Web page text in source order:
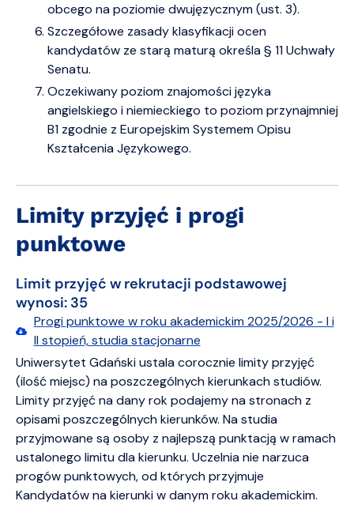
obcego na poziomie dwujęzycznym (ust. 3).
Szczegółowe zasady klasyfikacji ocen
kandydatów ze starą maturą określa § 11 Uchwały
Senatu.
Oczekiwany poziom znajomości języka
angielskiego i niemieckiego to poziom przynajmniej
B1 zgodnie z Europejskim Systemem Opisu
Kształcenia Językowego.
Limity przyjęć i progi
punktowe
Limit przyjęć w rekrutacji podstawowej
wynosi: 35
Progi punktowe w roku akademickim 2025/2026 - I i
II stopień, studia stacjonarne
Uniwersytet Gdański ustala corocznie limity przyjęć
(ilość miejsc) na poszczególnych kierunkach studiów.
Limity przyjęć na dany rok podajemy na stronach z
opisami poszczególnych kierunków. Na studia
przyjmowane są osoby z najlepszą punktacją w ramach
ustalonego limitu dla kierunku. Uczelnia nie narzuca
progów punktowych, od których przyjmuje
Kandydatów na kierunki w danym roku akademickim.